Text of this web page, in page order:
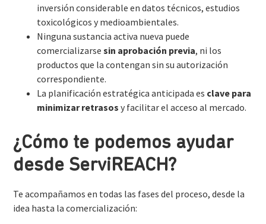
inversión considerable en datos técnicos, estudios
toxicológicos y medioambientales.
Ninguna sustancia activa nueva puede
comercializarsesin aprobación previa, ni los
productos que la contengan sin su autorización
correspondiente.
La planificación estratégica anticipada es clave para
minimizar retrasos y facilitar el acceso al mercado.
¿Cómo te podemos ayudar
desde ServiREACH?
Te acompañamos en todas las fases del proceso, desde la
idea hasta la comercialización: